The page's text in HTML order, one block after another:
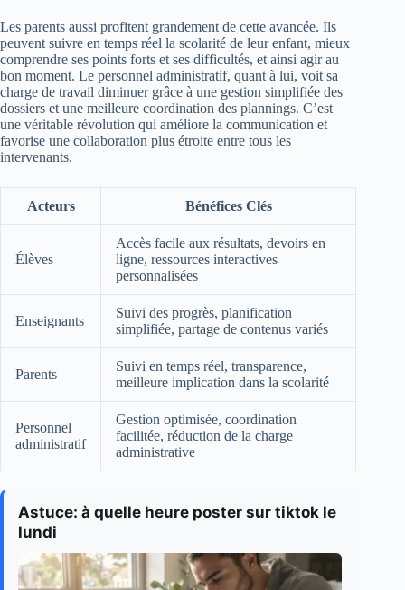
Les parents aussi profitent grandement de cette avancée. Ils
peuvent suivre en temps réel la scolarité de leur enfant, mieux
comprendre ses points forts et ses difficultés, et ainsi agir au
bon moment. Le personnel administratif, quant à lui, voit sa
charge de travail diminuer grâce à une gestion simplifiée des
dossiers et une meilleure coordination des plannings. C’est
une véritable révolution qui améliore la communication et
favorise une collaboration plus étroite entre tous les
intervenants.
Acteurs Bénéfices Clés
Élèves
Accès facile aux résultats, devoirs en
ligne, ressources interactives
personnalisées
Enseignants
Suivi des progrès, planification
simplifiée, partage de contenus variés
Parents
Suivi en temps réel, transparence,
meilleure implication dans la scolarité
Personnel
administratif
Gestion optimisée, coordination
facilitée, réduction de la charge
administrative
Astuce: à quelle heure poster sur tiktok le
lundi